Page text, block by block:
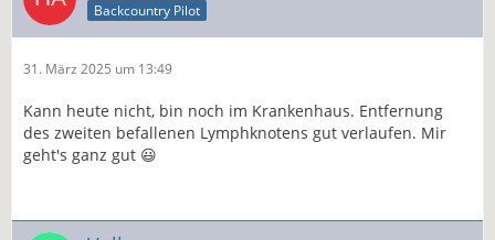
Backcountry Pilot
31. März 2025 um 13:49
Kann heute nicht, bin noch im Krankenhaus. Entfernung
des zweiten befallenen Lymphknotens gut verlaufen. Mir
geht's ganz gut 😃